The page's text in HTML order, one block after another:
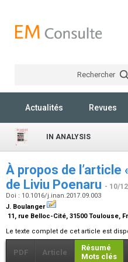
Rechercher
Actualités Revues
IN ANALYSIS
À propos de
de Liviu Poenaru - 10/
Doi : 10.1016/j.inan.2017.09.003
J. Boulanger
11, rue Belloc-Cité, 31500 Toulouse,
Le texte complet de cet article est
PDF Article
Résumé
Mots clés